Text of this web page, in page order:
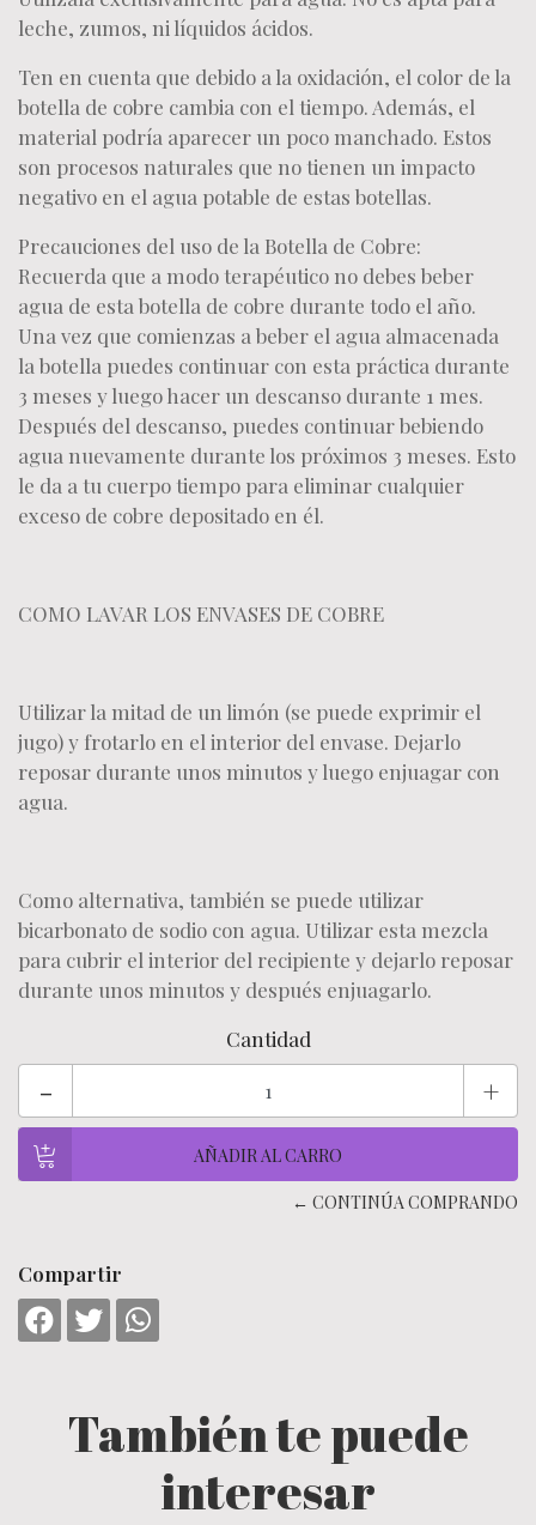
leche, zumos, ni líquidos ácidos.
Ten en cuenta que debido a la oxidación, el color de la
botella de cobre cambia con el tiempo. Además, el
material podría aparecer un poco manchado. Estos
son procesos naturales que no tienen un impacto
negativo en el agua potable de estas botellas.
Precauciones del uso de la Botella de Cobre:
Recuerda que a modo terapéutico no debes beber
agua de esta botella de cobre durante todo el año.
Una vez que comienzas a beber el agua almacenada
la botella puedes continuar con esta práctica durante
3 meses y luego hacer un descanso durante 1 mes.
Después del descanso, puedes continuar bebiendo
agua nuevamente durante los próximos 3 meses. Esto
le da a tu cuerpo tiempo para eliminar cualquier
exceso de cobre depositado en él.
COMO LAVAR LOS ENVASES DE COBRE
​Utilizar la mitad de un limón (se puede exprimir el
jugo) y frotarlo en el interior del envase. Dejarlo
reposar durante unos minutos y luego enjuagar con
agua.
Como alternativa, también se puede utilizar
bicarbonato de sodio con agua. Utilizar esta mezcla
para cubrir el interior del recipiente y dejarlo reposar
durante unos minutos y después enjuagarlo.
Cantidad
- +
← CONTINÚA COMPRANDO
Compartir
También te puede
interesar